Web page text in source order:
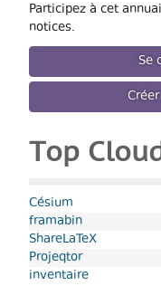
Participez à cet
notices.
Se
Top
Césium
framabin
ShareLaTeX
Projeqtor
inventaire